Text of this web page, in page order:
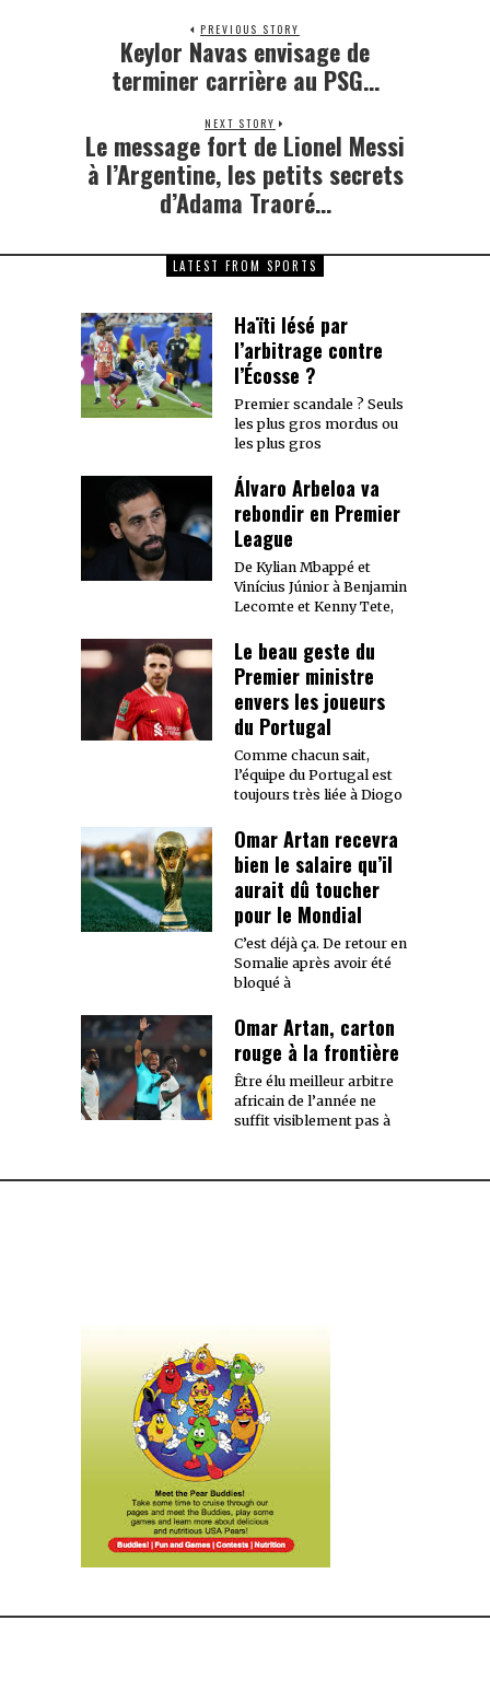
PREVIOUS STORY
Previous
post:
Keylor Navas envisage de
terminer carrière au PSG…
NEXT STORY
Next
Le message fort de Lionel Messi
à l’Argentine, les petits secrets
d’Adama Traoré…
LATEST FROM SPORTS
Haïti lésé par
l’arbitrage contre
l’Écosse ?
Premier scandale ? Seuls
les plus gros mordus ou
les plus gros
Álvaro Arbeloa va
rebondir en Premier
League
De Kylian Mbappé et
Vinícius Júnior à Benjamin
Lecomte et Kenny Tete,
Le beau geste du
Premier ministre
envers les joueurs
du Portugal
Comme chacun sait,
l’équipe du Portugal est
toujours très liée à Diogo
Omar Artan recevra
bien le salaire qu’il
aurait dû toucher
pour le Mondial
C’est déjà ça. De retour en
Somalie après avoir été
bloqué à
Omar Artan, carton
rouge à la frontière
Être élu meilleur arbitre
africain de l’année ne
suffit visiblement pas à